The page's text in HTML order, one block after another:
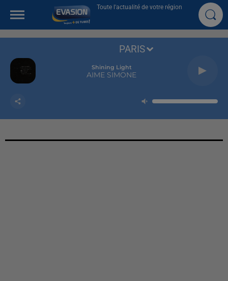
Toute l'actualité de votre région
Shining Light
AIME SIMONE
PARIS